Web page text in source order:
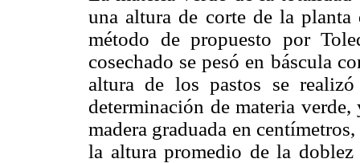
una altura de corte de la
método de propuesto por
cosechado se pesó en báscula
altura de los pastos se
determinación de materia
madera graduada en
la altura promedio de la